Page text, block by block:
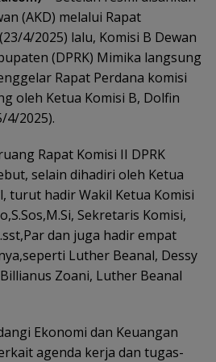
(AKD) melalui Rapat
4/2025) lalu, Komisi B Dewan
(DPRK) Mimika langsung
Rapat Perdana komisi
oleh Ketua Komisi B, Dolfin
4/2025).
Rapat Komisi II DPRK
selain dihadiri oleh Ketua
turut hadir Wakil Ketua Komisi
Sekretaris Komisi,
dan juga hadir empat
Luther Beanal, Dessy
Zoani, Luther Beanal
Ekonomi dan Keuangan
agenda kerja dan tugas-